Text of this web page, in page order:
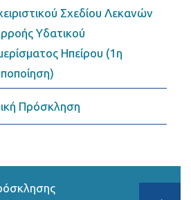
Σχεδίου Λεκανών
Υδατικού
Ηπείρου (1η
Πρόσκληση